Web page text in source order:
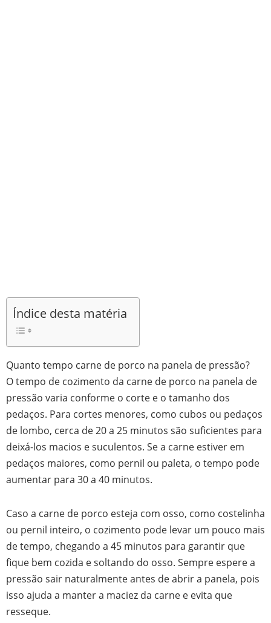
Índice desta matéria
Quanto tempo carne de porco na panela de pressão?
O tempo de cozimento da carne de porco na panela de
pressão varia conforme o corte e o tamanho dos
pedaços. Para cortes menores, como cubos ou pedaços
de lombo, cerca de 20 a 25 minutos são suficientes para
deixá-los macios e suculentos. Se a carne estiver em
pedaços maiores, como pernil ou paleta, o tempo pode
aumentar para 30 a 40 minutos.
Caso a carne de porco esteja com osso, como costelinha
ou pernil inteiro, o cozimento pode levar um pouco mais
de tempo, chegando a 45 minutos para garantir que
fique bem cozida e soltando do osso. Sempre espere a
pressão sair naturalmente antes de abrir a panela, pois
isso ajuda a manter a maciez da carne e evita que
resseque.